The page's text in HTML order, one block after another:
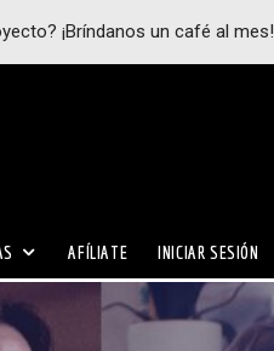
¡Bríndanos un café al mes!
AFÍLIATE INICIAR SESIÓN